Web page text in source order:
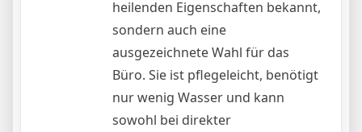
heilenden Eigenschaften bekannt,
sondern auch eine
ausgezeichnete Wahl für das
Büro. Sie ist pflegeleicht, benötigt
nur wenig Wasser und kann
sowohl bei direkter